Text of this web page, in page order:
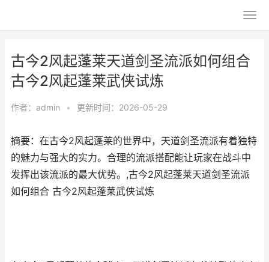
古今2风起蓬莱天道剑圣流派如何组合
古今2风起蓬莱武侠试炼
作者： admin • 更新时间：2026-05-29
摘要：在古今2风起蓬莱的世界中，天道剑圣流派有着独特
的魅力与强大的实力。合理的流派搭配能让玩家在战斗中
发挥出该流派的最大优势。,古今2风起蓬莱天道剑圣流派
如何组合 古今2风起蓬莱武侠试炼